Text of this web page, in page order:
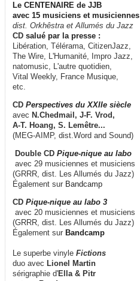
Le CENTENAIRE de JJB
avec 15 musiciens et musiciennes
dist. Orkhêstra et Allumés du Jazz
CD salué par la presse :
Libération, Télérama, CitizenJazz,
The Wire, L'Humanité, Impro Jazz,
natomusic, L'autre quotidien,
Vital Weekly, France Musique,
etc.
CD Perspectives du XXIIe siècle
avec N.Chedmail, J-F. Vrod,
A-T. Hoang, S. Lemêtre...
(MEG-AIMP, dist.Word and Sound)
Double CD Pique-nique au labo
avec 29 musiciennes et musiciens
(GRRR, dist. Les Allumés du Jazz)
Également sur Bandcamp
CD Pique-nique au labo 3
avec 20 musiciennes et musiciens
(GRRR, dist. Les Allumés du Jazz)
Également sur Bandcamp
Le superbe vinyle Fictions
duo avec Lionel Martin
sérigraphie d'Ella & Pitr